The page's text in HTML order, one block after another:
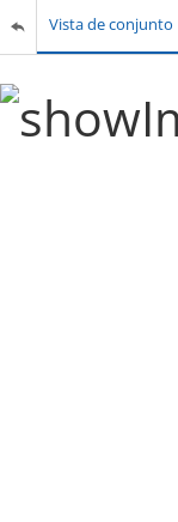
Vista de conjunto